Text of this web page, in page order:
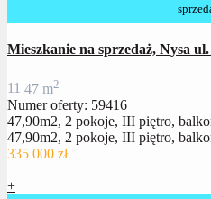
Mieszkanie na sprzedaż, Nysa
11 47 m2
Numer oferty: 59416
47,90m2, 2 pokoje, III piętro,
47,90m2, 2 pokoje, III piętro,
335 000 zł
+